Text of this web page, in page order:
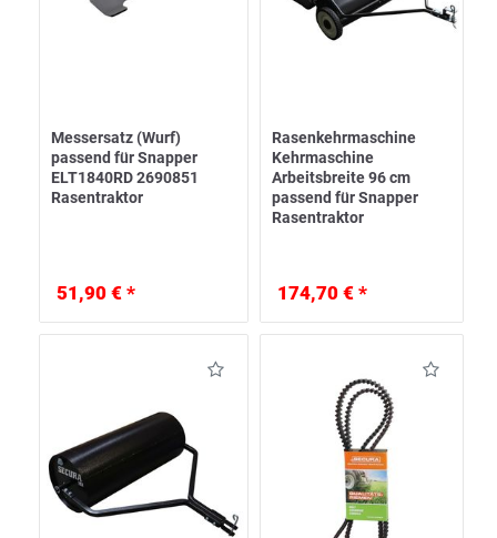
Messersatz (Wurf)
passend für Snapper
ELT1840RD 2690851
Rasentraktor
51,90 € *
Rasenkehrmaschine
Kehrmaschine
Arbeitsbreite 96 cm
passend für Snapper
Rasentraktor
174,70 € *